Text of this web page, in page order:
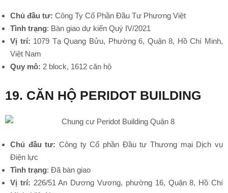
Chủ đầu tư: Công Ty Cổ Phần Đầu Tư Phương Việt
Tình trạng: Bàn giao dự kiến Quý IV/2021
Vị trí: 1079 Tạ Quang Bửu, Phường 6, Quận 8, Hồ Chí Minh,
Việt Nam
Quy mô: 2 block, 1612 căn hộ
19. CĂN HỘ PERIDOT BUILDING
Chủ đầu tư: Công ty Cổ phần Đầu tư Thương mại Dịch vụ
Điện lực
Tình trạng: Đã bàn giao
Vị trí: 226/51 An Dương Vương, phường 16, Quận 8, Hồ Chí